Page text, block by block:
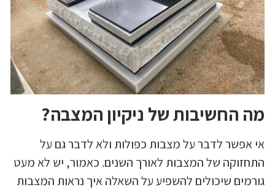
מה החשיבות של ניקיון המצבה?
אי אפשר לדבר על מצבות כפולות ולא לדבר גם על
התחזוקה של המצבות לאורך השנים. כאמור, יש לא מעט
גורמים שיכולים להשפיע על השאלה איך נראות המצבות